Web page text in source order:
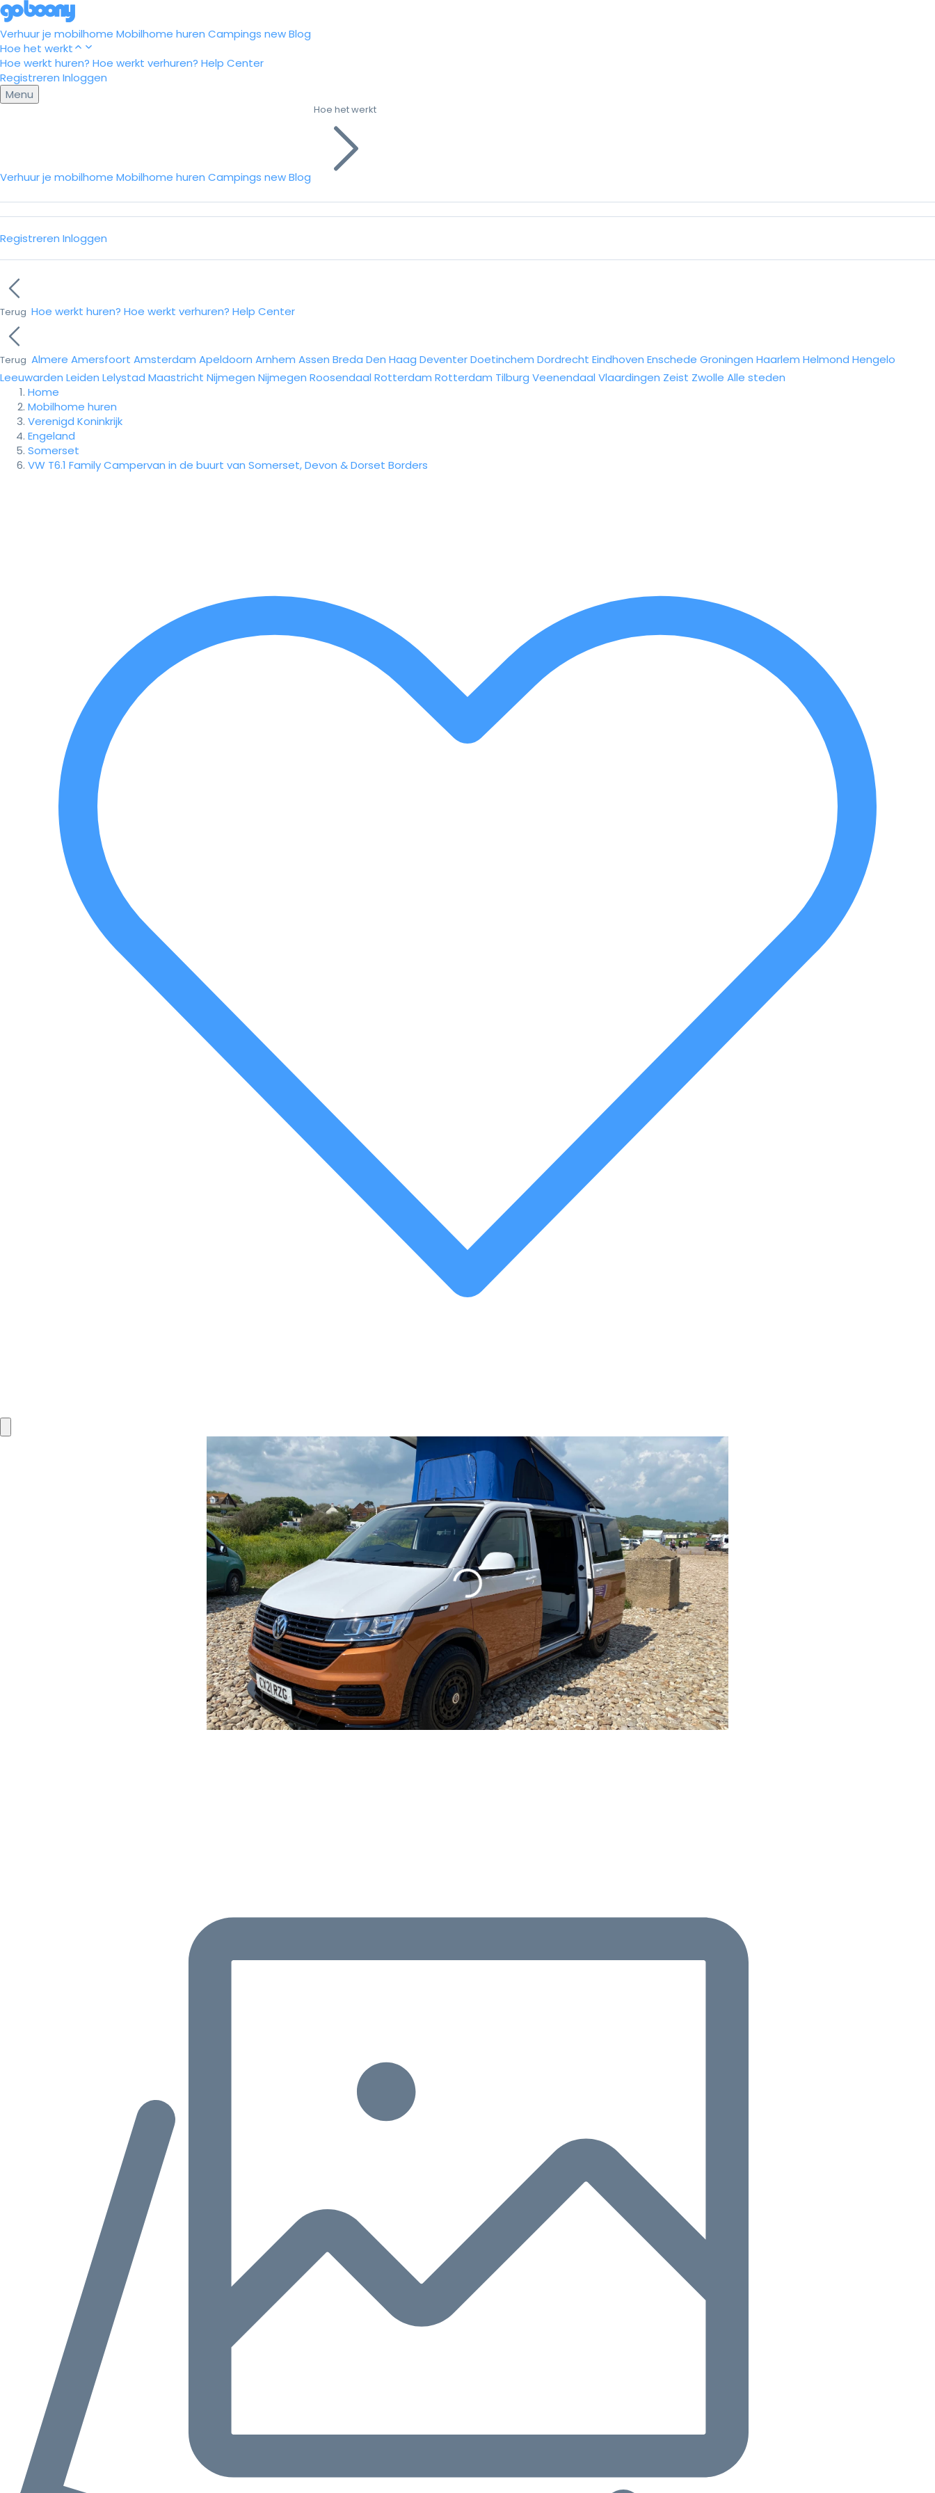
Verhuur je mobilhome Mobilhome huren Campings newBlog
Hoe het werkt
Hoe werkt huren? Hoe werkt verhuren? Help Center
Registreren Inloggen
Menu
Verhuur je mobilhome Mobilhome huren Campings newBlog
Hoe het werkt
Registreren Inloggen
Terug Hoe werkt huren? Hoe werkt verhuren? Help Center
Terug Almere Amersfoort Amsterdam Apeldoorn Arnhem Assen Breda Den Haag DeventerDoetinchem Dordrecht Eindhoven Enschede Groningen Haarlem Helmond Hengelo
Leeuwarden Leiden Lelystad Maastricht Nijmegen Nijmegen Roosendaal Rotterdam Rotterdam Tilburg Veenendaal Vlaardingen Zeist Zwolle Alle steden
Home
Mobilhome huren
Verenigd Koninkrijk
Engeland
Somerset
VW T6.1 Family Campervan in de buurt van Somerset, Devon & Dorset Borders